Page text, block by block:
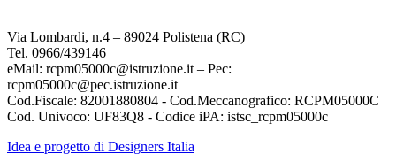
Via Lombardi, n.4 – 89024 Polistena (RC)
Tel. 0966/439146
eMail: rcpm05000c@istruzione.it – Pec:
rcpm05000c@pec.istruzione.it
Cod.Fiscale: 82001880804 - Cod.Meccanografico: RCPM05000C
Cod. Univoco: UF83Q8 - Codice iPA: istsc_rcpm05000c
Idea e progetto di Designers Italia